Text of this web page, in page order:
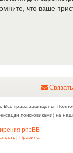
что ваше
Связать
права защищены.
поисковиками) на
phpBB
| Правила